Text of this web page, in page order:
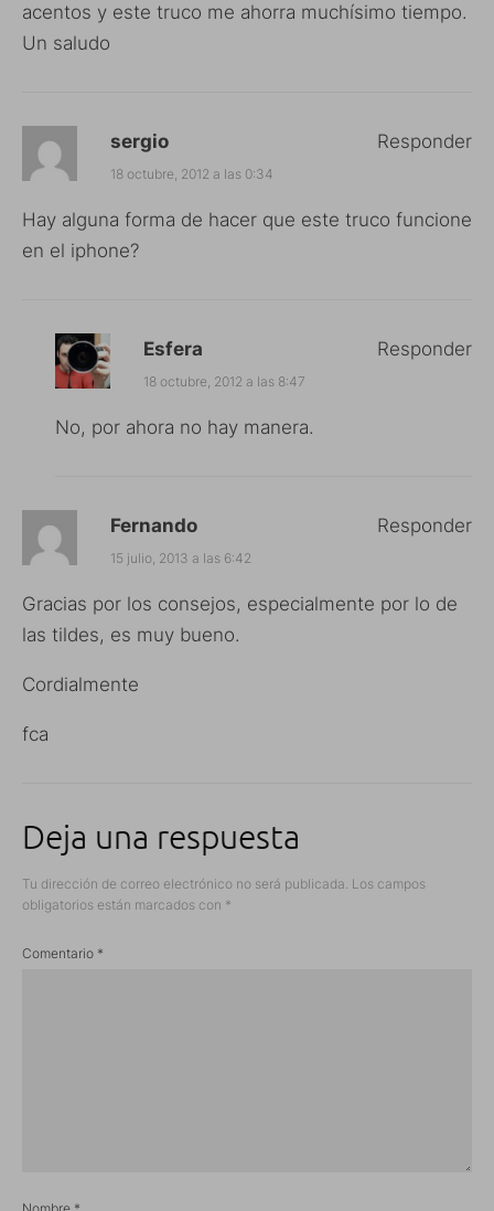
acentos y este truco me ahorra muchísimo tiempo.
Un saludo
sergio
18 octubre, 2012 a las 0:34
Hay alguna forma de hacer que este truco funcione
en el iphone?
Responder
Esfera
18 octubre, 2012 a las 8:47
No, por ahora no hay manera.
Responder
Fernando
15 julio, 2013 a las 6:42
Gracias por los consejos, especialmente por lo de
las tildes, es muy bueno.
Cordialmente
fca
Responder
Deja una respuesta
Tu dirección de correo electrónico no será publicada. Los campos
obligatorios están marcados con *
Comentario *